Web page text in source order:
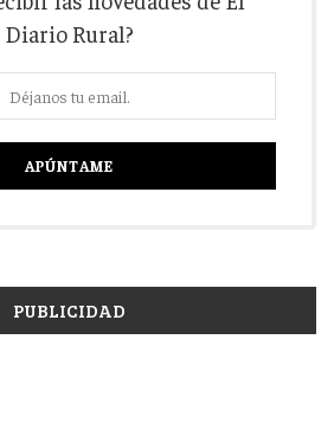
Diario Rural?
PUBLICIDAD